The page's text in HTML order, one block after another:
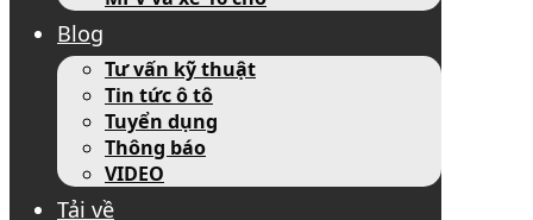
Blog
Tư vấn kỹ thuật
Tin tức ô tô
Tuyển dụng
Thông báo
VIDEO
Tải về